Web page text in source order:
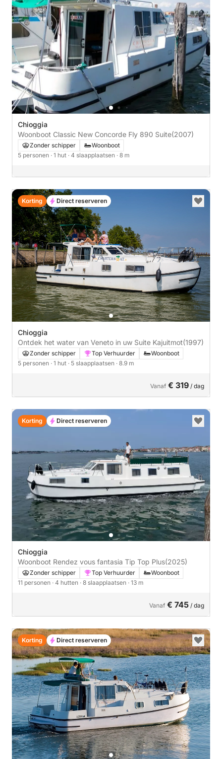
Chioggia
Woonboot Classic New Concorde Fly 890 Suite(2007)
Zonder schipper
Woonboot
5 personen · 1 hut · 4 slaapplaatsen · 8 m
Chioggia
Ontdek het water van Veneto in uw Suite Kajuitmot(1997)
Zonder schipper Top Verhuurder
Woonboot
5 personen · 1 hut · 5 slaapplaatsen · 8.9 m
Vanaf € 319 / dag
Korting Direct reserveren
Chioggia
Woonboot Rendez vous fantasia Tip Top Plus(2025)
Zonder schipper Top Verhuurder
Woonboot
11 personen · 4 hutten · 8 slaapplaatsen · 13 m
Vanaf € 745 / dag
Korting Direct reserveren
Korting Direct reserveren